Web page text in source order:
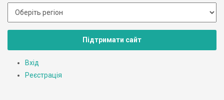
Підтримати сайт
Вхід
Реєстрація